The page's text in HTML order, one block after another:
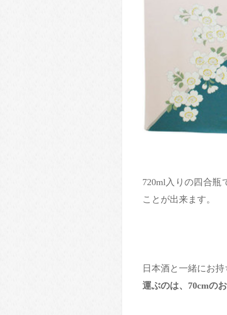
720ml入りの四合瓶
ことが出来ます。
日本酒と一緒にお
運ぶのは、70cmの